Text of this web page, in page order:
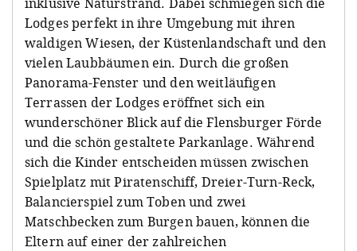
Lodges perfekt in ihre Umgebung mit ihren
waldigen Wiesen, der Küstenlandschaft und den
vielen Laubbäumen ein. Durch die großen
Panorama-Fenster und den weitläufigen
Terrassen der Lodges eröffnet sich ein
wunderschöner Blick auf die Flensburger Förde
und die schön gestaltete Parkanlage. Während
sich die Kinder entscheiden müssen zwischen
Spielplatz mit Piratenschiff, Dreier-Turn-Reck,
Balancierspiel zum Toben und zwei
Matschbecken zum Burgen bauen, können die
Eltern auf einer der zahlreichen